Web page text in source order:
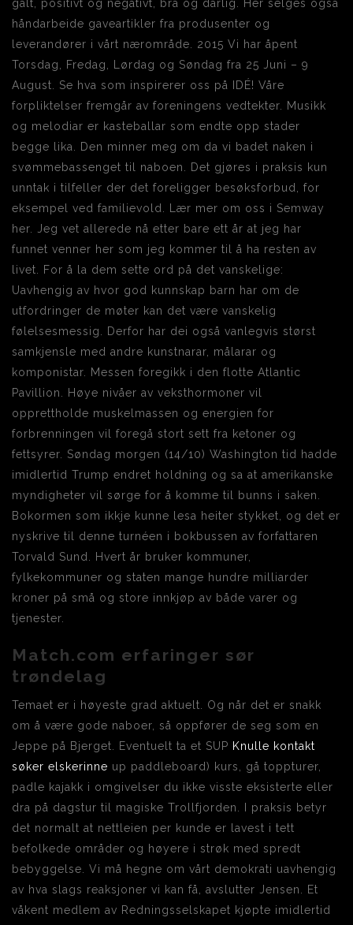
galt, positivt og negativt, bra og dårlig. Her selges også
håndarbeide gaveartikler fra produsenter og
leverandører i vårt nærområde. 2015 Vi har åpent
Torsdag, Fredag, Lørdag og Søndag fra 25 Juni – 9
August. Se hva som inspirerer oss på IDÉ! Våre
forpliktelser fremgår av foreningens vedtekter. Musikk
og melodiar er kasteballar som endte opp stader
begge lika. Den minner meg om da vi badet naken i
svømmebassenget til naboen. Det gjøres i praksis kun
unntak i tilfeller der det foreligger besøksforbud, for
eksempel ved familievold. Lær mer om oss i Semway
her. Jeg vet allerede nå etter bare ett år at jeg har
funnet venner her som jeg kommer til å ha resten av
livet. For å la dem sette ord på det vanskelige:
Uavhengig av hvor god kunnskap barn har om de
utfordringer de møter kan det være vanskelig
følelsesmessig. Derfor har dei også vanlegvis størst
samkjensle med andre kunstnarar, målarar og
komponistar. Messen foregikk i den flotte Atlantic
Pavillion. Høye nivåer av veksthormoner vil
opprettholde muskelmassen og energien for
forbrenningen vil foregå stort sett fra ketoner og
fettsyrer. Søndag morgen (14/10) Washington tid hadde
imidlertid Trump endret holdning og sa at amerikanske
myndigheter vil sørge for å komme til bunns i saken.
Bokormen som ikkje kunne lesa heiter stykket, og det er
nyskrive til denne turnéen i bokbussen av forfattaren
Torvald Sund. Hvert år bruker kommuner,
fylkekommuner og staten mange hundre milliarder
kroner på små og store innkjøp av både varer og
tjenester.
Match.com erfaringer sør
trøndelag
Temaet er i høyeste grad aktuelt. Og når det er snakk
om å være gode naboer, så oppfører de seg som en
Jeppe på Bjerget. Eventuelt ta et SUP Knulle kontakt
søker elskerinne up paddleboard) kurs, gå toppturer,
padle kajakk i omgivelser du ikke visste eksisterte eller
dra på dagstur til magiske Trollfjorden. I praksis betyr
det normalt at nettleien per kunde er lavest i tett
befolkede områder og høyere i strøk med spredt
bebyggelse. Vi må hegne om vårt demokrati uavhengig
av hva slags reaksjoner vi kan få, avslutter Jensen. Et
våkent medlem av Redningsselskapet kjøpte imidlertid